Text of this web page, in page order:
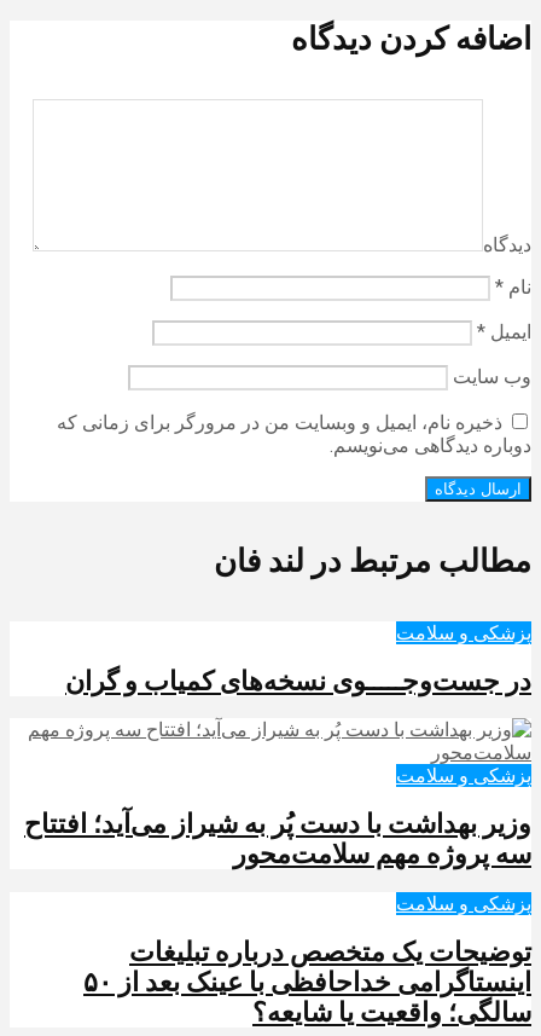
اضافه کردن دیدگاه
دیدگاه
نام *
ایمیل *
وب‌ سایت
ذخیره نام، ایمیل و وبسایت من در مرورگر برای زمانی که
دوباره دیدگاهی می‌نویسم.
مطالب مرتبط در لند فان
پزشکی و سلامت
در جست‌وجـــــوی نسخه‌های کمیاب و گران
پزشکی و سلامت
وزیر بهداشت با دست پُر به شیراز می‌آید؛ افتتاح
سه پروژه مهم سلامت‌محور
پزشکی و سلامت
توضیحات یک متخصص درباره تبلیغات
اینستاگرامی خداحافظی با عینک بعد از ۵۰
سالگی؛ واقعیت یا شایعه؟